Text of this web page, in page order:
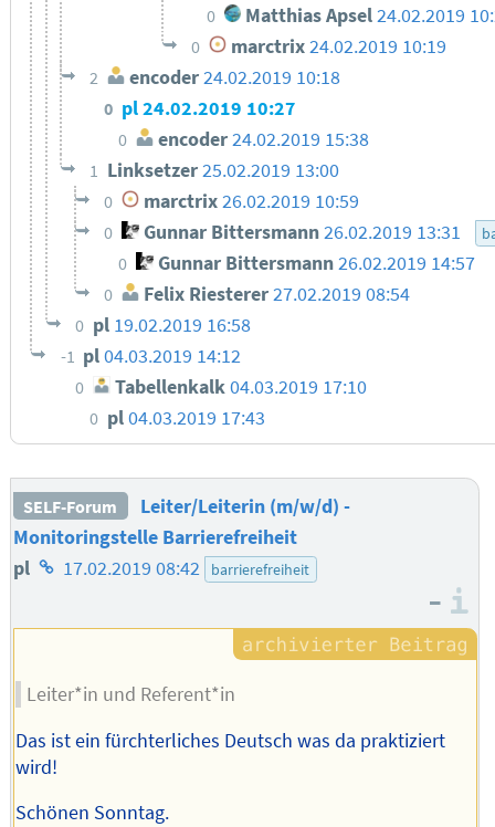
0 Matthias Apsel24.02.2019
0 marctrix24.02.2019 10:19
2 encoder24.02.2019 10:18
0 pl24.02.2019 10:27
0 encoder24.02.2019 15:38
1 Linksetzer25.02.2019 13:00
0 marctrix26.02.2019 10:59
0 Gunnar Bittersmann26.02.2019 13:31
0 Gunnar Bittersmann26.02.2019 14:57
0 Felix Riesterer27.02.2019 08:54
0 pl 19.02.2019 16:58
-1 pl04.03.2019 14:12
0 Tabellenkalk 04.03.2019 17:10
0 pl04.03.2019 17:43
SELF-Forum
Leiter/Leiterin (m/w/d) -
Monitoringstelle Barrierefreiheit
pl Homepage
Autors
17.02.2019 08:42 barrierefreiheit
–
Leiter*in und Referent*in
Das ist ein fürchterliches Deutsch was da praktiziert
wird!
Schönen Sonntag.